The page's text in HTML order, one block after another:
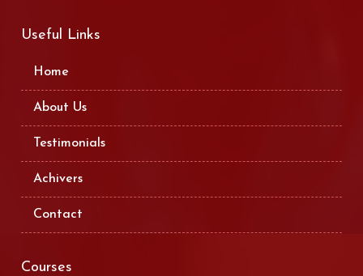
Useful Links
Home
About Us
Testimonials
Achivers
Contact
Courses